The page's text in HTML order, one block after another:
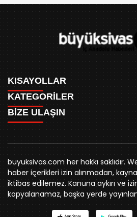
KISAYOLLAR
ANASAYFA
AKSU CANLI
MEYDAN CANLI
MEDRESELER CANLI
MERAKÜM CANLI
YUKARI TEKKE CANLI
KURUMSAL KİMLİK
REKLAM FİYATLARI
BİZE ULAŞIN
KÜNYE
RESMİ İLANLAR
KATEGORİLER
WHATSAPP
SPOR
SİYASET
BELEDİYE
SİVAS VALİLİĞİ
ÜNİVERSİTE
KURUMLAR
STK
YORUM
BİZE ULAŞIN
0346 221 00 60
buyuksivashaber@gmail.com
Örtülüpınar Mah. İnönü Bulvarı
Sivas
buyuksivas.com her hakkı saklıdır.
haber içerikleri izin alınmadan,
iktibas edilemez. Kanuna aykırı ve
kopyalanamaz, başka yerde